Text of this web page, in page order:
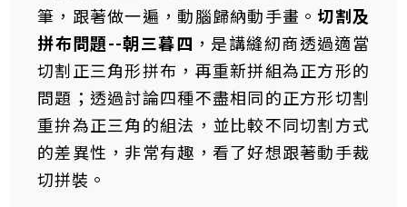
筆，跟著做一遍，動腦歸納動手畫。切割及
拼布問題--朝三暮四 ，是講縫紉商透過適當
切割正三角形拼布，再重新拼組為正方形的
問題；透過討論四種不盡相同的正方形切割
重拚為正三角的組法，並比較不同切割方式
的差異性，非常有趣，看了好想跟著動手裁
切拼裝。